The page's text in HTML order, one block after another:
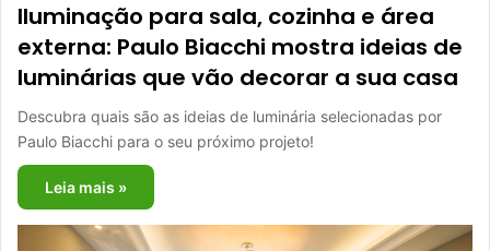
Iluminação para sala, cozinha e área
externa: Paulo Biacchi mostra ideias de
luminárias que vão decorar a sua casa
Descubra quais são as ideias de luminária selecionadas por
Paulo Biacchi para o seu próximo projeto!
Leia mais »